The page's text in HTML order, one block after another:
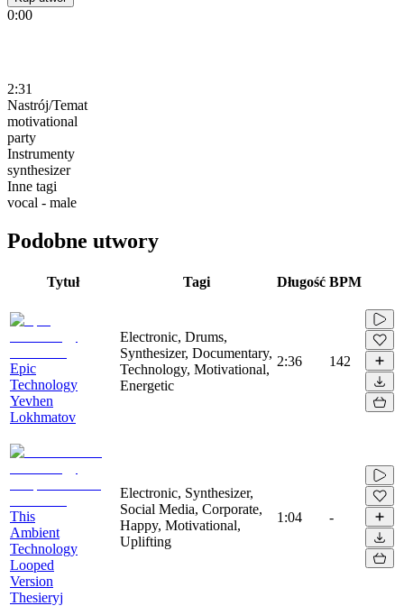
0:00
2:31
Nastrój/Temat
motivational
party
Instrumenty
synthesizer
Inne tagi
vocal - male
Podobne utwory
Tytuł Tagi Długość BPM
Epic
Technology
Yevhen
Lokhmatov
Electronic, Drums,
Synthesizer, Documentary,
Technology, Motivational,
Energetic
2:36 142
This
Ambient
Technology
Looped
Version
Thesieryj
Electronic, Synthesizer,
Social Media, Corporate,
Happy, Motivational,
Uplifting
1:04 -